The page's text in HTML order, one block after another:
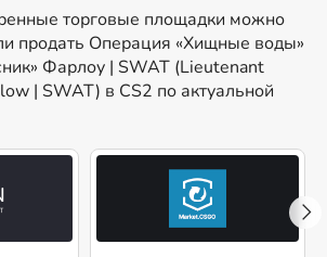
торговые площадки можно
продать Операция «Хищные воды»
Фарлоу | SWAT (Lieutenant
| SWAT) в CS2 по актуальной